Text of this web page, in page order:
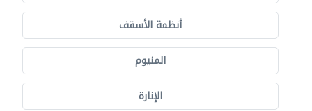
أنظمة الأسقف
المنيوم
الإنارة